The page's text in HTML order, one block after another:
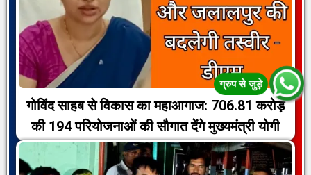
गोविंद साहब से विकास का महाआगाज: 706.81 करोड़
की 194 परियोजनाओं की सौगात देंगे मुख्यमंत्री योगी